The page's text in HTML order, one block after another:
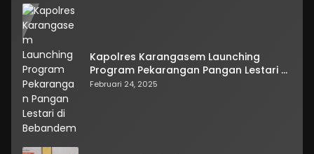
Kapolres Karangasem Launching
Program Pekarangan Pangan Lestari di
Bebandem
Februari 24, 2025